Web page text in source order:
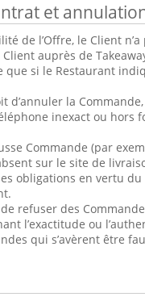
et
de l’Offre, le Client
auprès de
que si le Restaurant
d’annuler la
inexact ou hors
Commande (par
sur le site de
obligations en vertu
refuser des
l’exactitude ou
qui s’avèrent être